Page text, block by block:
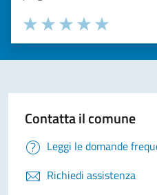
Valuta la chiarezza delle
Seleziona il numero di
Valuta 5
Valuta 4 stelle
Valuta 3 stelle su 5
Valuta 2 stelle su 5
Valuta 1 stelle su 5
Contatta il comune
Leggi le domande
Richiedi assistenza